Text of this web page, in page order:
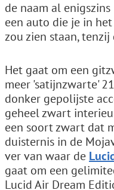
de naam al
een auto die je in
zou zien staan,
Het gaat om een
meer 'satijnzwarte'
donker gepolijste
geheel zwart
een soort zwart dat
duisternis in de
ver van waar de
gaat om een
Lucid Air Dream